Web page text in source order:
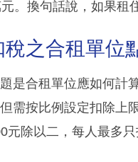
。換句話說，如果租
之合租單位
是合租單位應如何計
需按比例設定扣除上
元除以二，每人最多只